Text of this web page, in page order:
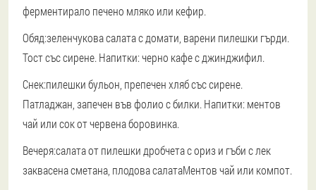
ферментирало печено мляко или кефир.
Обяд:зеленчукова салата с домати, варени пилешки гърди.
Тост със сирене. Напитки: черно кафе с джинджифил.
Снек:пилешки бульон, препечен хляб със сирене.
Патладжан, запечен във фолио с билки. Напитки: ментов
чай ​​или сок от червена боровинка.
Вечеря:салата от пилешки дробчета с ориз и гъби с лек
заквасена сметана, плодова салатаМентов чай ​​или компот.